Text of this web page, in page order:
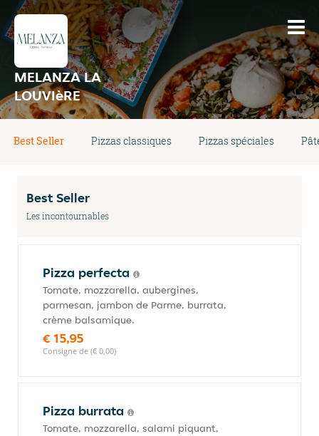
MELANZA LA
LOUVIèRE
Best Seller Pizzas classiques Pizzas spéciales
Best Seller
Les incontournables
Pizza perfecta
Tomate, mozzarella, aubergines,
parmesan, jambon de Parme, burrata,
crème balsamique.
€ 15,95
Consigne de (€ 0,00)
Pizza burrata
Tomate, mozzarella, salami piquant,